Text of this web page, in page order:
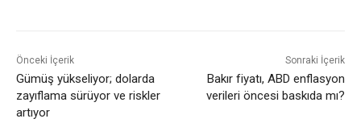
Önceki İçerik
Gümüş yükseliyor; dolarda
zayıflama sürüyor ve riskler
artıyor
Sonraki İçerik
Bakır fiyatı, ABD enflasyon
verileri öncesi baskıda mı?